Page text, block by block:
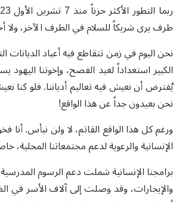
طرف يرى شريكاً للسلام في الطرف الآخر، ولا
نحن اليوم في زمن تتقاطع فيه أعياد
الكبير استعداداً لعيد الفصح، وإخوتنا
يُفترض أن نعيش فيه تعاليم أدياننا. فلو كنا
نحن بعيدون جداً عن هذا الواقع!
ورغم كل هذا الواقع القاتم، لا ولن نيأس.
الإنسانية والرعوية لدعم مجتمعاتنا
برامجنا الإنسانية شملت دعم الرسوم المدرسية،
والإيجارات، وقد وصلت إلى آلاف الأسر